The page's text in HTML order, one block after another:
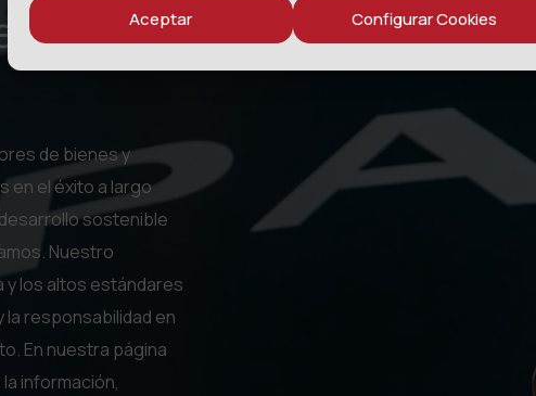
Aceptar Configurar Cookies
de
de bienes y
en el éxito a largo
sostenible
Nuestro
los altos estándares
la responsabilidad en
En nuestra página
información,